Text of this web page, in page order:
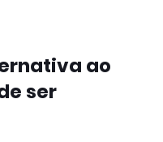
ao
ser